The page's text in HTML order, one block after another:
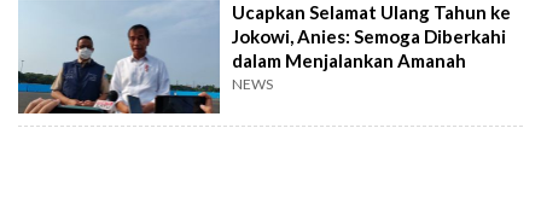
Ucapkan Selamat Ulang Tahun ke
Jokowi, Anies: Semoga Diberkahi
dalam Menjalankan Amanah
NEWS